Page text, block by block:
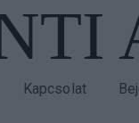
Kapcsolat